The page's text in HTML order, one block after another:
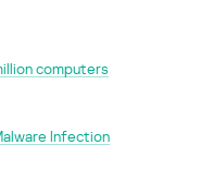
computers
Infection